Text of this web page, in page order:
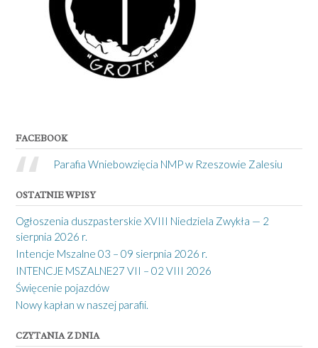
FACEBOOK
Parafia Wniebowzięcia NMP w Rzeszowie Zalesiu
OSTATNIE WPISY
Ogłoszenia duszpasterskie XVIII Niedziela Zwykła — 2
sierpnia 2026 r.
Intencje Mszalne 03 – 09 sierpnia 2026 r.
INTENCJE MSZALNE27 VII – 02 VIII 2026
Święcenie pojazdów
Nowy kapłan w naszej parafii.
CZYTANIA Z DNIA